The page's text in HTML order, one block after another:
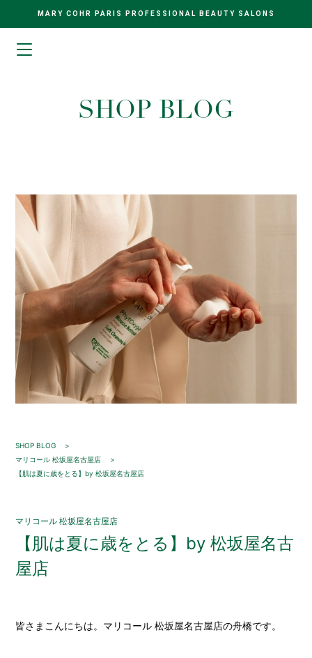
MARY COHR PARIS PROFESSIONAL BEAUTY SALONS
SHOP BLOG
SHOP BLOG
マリコール 松坂屋名古屋店
【肌は夏に歳をとる】by 松坂屋名古屋店
マリコール 松坂屋名古屋店
【肌は夏に歳をとる】by 松坂屋名古
屋店
皆さまこんにちは。マリコール 松坂屋名古屋店の舟橋です。